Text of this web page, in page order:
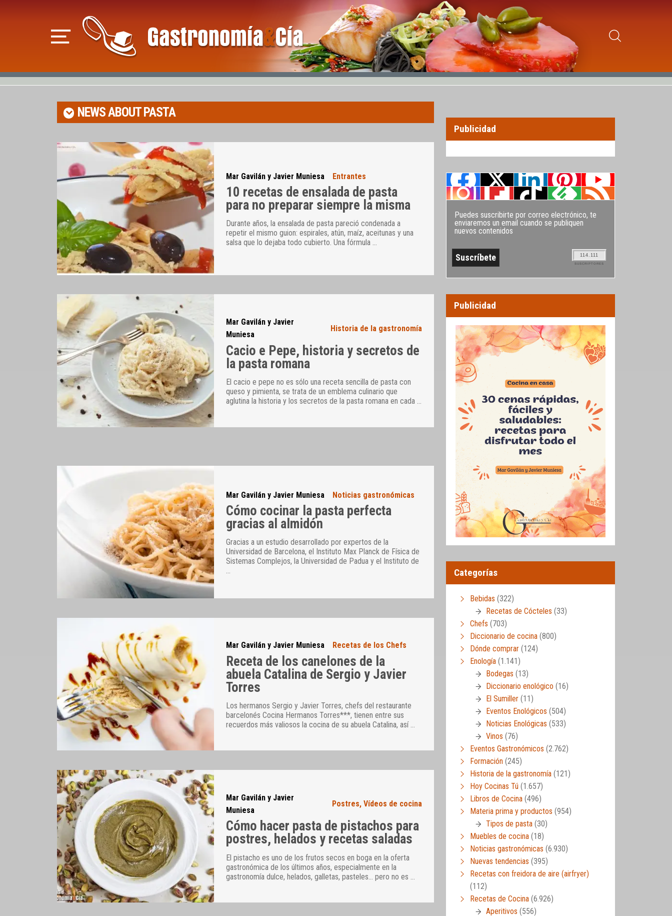
NEWS ABOUTPASTA
Mar Gavilán y Javier Muniesa Entrantes
10 recetas de ensalada de pasta
para no preparar siempre la misma
Durante años, la ensalada de pasta pareció condenada a
repetir el mismo guion: espirales, atún, maíz, aceitunas y una
salsa que lo dejaba todo cubierto. Una fórmula …
Mar Gavilán y Javier
Muniesa
Historia de la gastronomía
Cacio e Pepe, historia y secretos de
la pasta romana
El cacio e pepe no es sólo una receta sencilla de pasta con
queso y pimienta, se trata de un emblema culinario que
aglutina la historia y los secretos de la pasta romana en cada …
Mar Gavilán y Javier Muniesa Noticias gastronómicas
Cómo cocinar la pasta perfecta
gracias al almidón
Gracias a un estudio desarrollado por expertos de la
Universidad de Barcelona, el Instituto Max Planck de Física de
Sistemas Complejos, la Universidad de Padua y el Instituto de
…
Mar Gavilán y Javier Muniesa Recetas de los Chefs
Receta de los canelones de la
abuela Catalina de Sergio y Javier
Torres
Los hermanos Sergio y Javier Torres, chefs del restaurante
barcelonés Cocina Hermanos Torres***, tienen entre sus
recuerdos más valiosos la cocina de su abuela Catalina, así …
Mar Gavilán y Javier
Muniesa
Postres, Vídeos de cocina
Cómo hacer pasta de pistachos para
postres, helados y recetas saladas
El pistacho es uno de los frutos secos en boga en la oferta
gastronómica de los últimos años, especialmente en la
gastronomía dulce, helados, galletas, pasteles… pero no es
Publicidad
Puedes suscribirte por correo electrónico, te
enviaremos un email cuando se publiquen
nuevos contenidos
114.111
SUSCRIPTORES
Publicidad
Categorías
Bebidas (322)
Recetas de Cócteles (33)
Chefs (703)
Diccionario de cocina (800)
Dónde comprar (124)
Enología (1.141)
Bodegas (13)
Diccionario enológico (16)
El Sumiller (11)
Eventos Enológicos (504)
Noticias Enológicas (533)
Vinos (76)
Eventos Gastronómicos (2.762)
Formación (245)
Historia de la gastronomía (121)
Hoy Cocinas Tú (1.657)
Libros de Cocina (496)
Materia prima y productos (954)
Tipos de pasta (30)
Muebles de cocina (18)
Noticias gastronómicas (6.930)
Nuevas tendencias (395)
Recetas con freidora de aire (airfryer)
(112)
Recetas de Cocina (6.926)
Aperitivos (556)